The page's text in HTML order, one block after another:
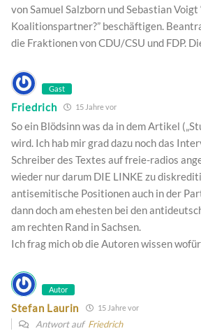
von Samuel Salzborn und Sebastian
Koalitionspartner?” beschäftigen.
die Fraktionen von CDU/CSU und FDP.
Gast
Friedrich 15 Jahre vor
So ein Blödsinn was da in dem Artikel
wird. Ich hab mir grad dazu noch das
Schreiber des Textes auf freie-radios
wieder nur darum DIE LINKE zu
antisemitische Positionen auch in der
dann doch am ehesten bei den
am rechten Rand in Sachsen.
Ich frag mich ob die Autoren wissen
Autor
Stefan Laurin 15 Jahre vor
Antwort auf Friedrich